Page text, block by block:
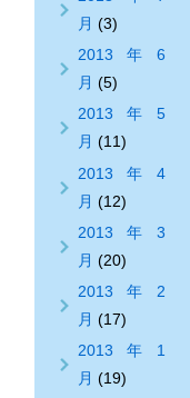
月 (3)
2013年6
月 (5)
2013年5
月 (11)
2013年4
月 (12)
2013年3
月 (20)
2013年2
月 (17)
2013年1
月 (19)